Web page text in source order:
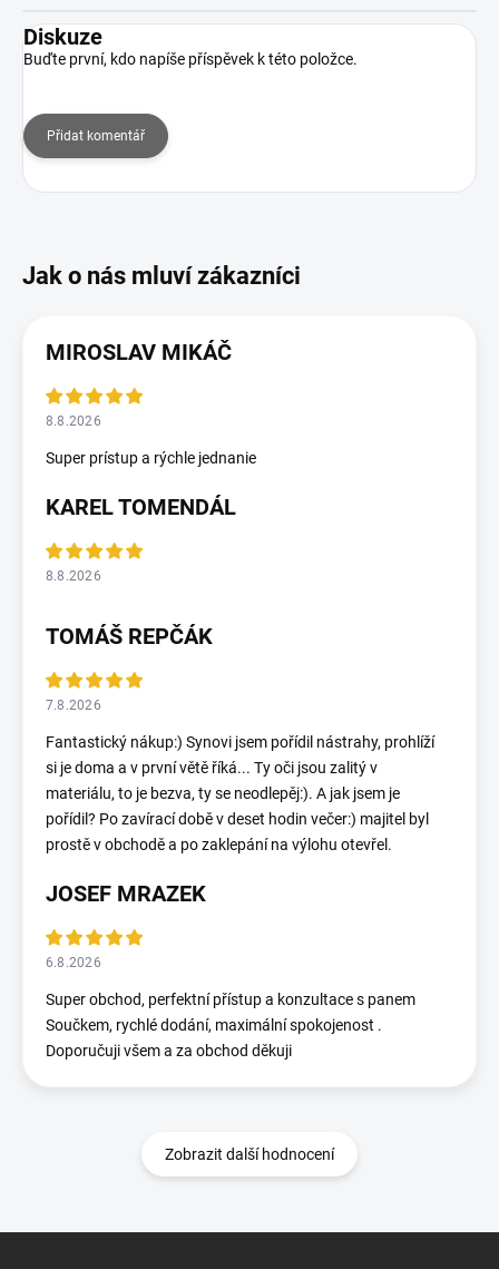
Diskuze
Buďte první, kdo napíše příspěvek k této položce.
Přidat komentář
MIROSLAV MIKÁČ
8.8.2026
Super prístup a rýchle jednanie
KAREL TOMENDÁL
8.8.2026
TOMÁŠ REPČÁK
7.8.2026
Fantastický nákup:) Synovi jsem pořídil nástrahy, prohlíží
si je doma a v první větě říká... Ty oči jsou zalitý v
materiálu, to je bezva, ty se neodlepěj:). A jak jsem je
pořídil? Po zavírací době v deset hodin večer:) majitel byl
prostě v obchodě a po zaklepání na výlohu otevřel.
JOSEF MRAZEK
6.8.2026
Super obchod, perfektní přístup a konzultace s panem
Součkem, rychlé dodání, maximální spokojenost .
Doporučuji všem a za obchod děkuji
Zobrazit další hodnocení